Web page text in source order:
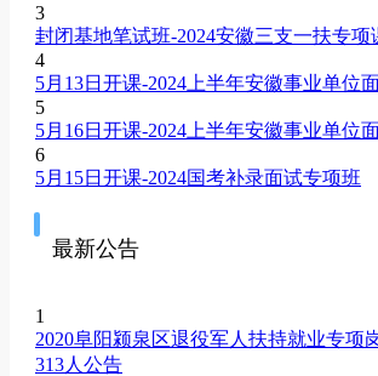
3
封闭基地笔试班-2024安徽三支一扶专项
4
5月13日开课-2024上半年安徽事业单位
5
5月16日开课-2024上半年安徽事业单位
6
5月15日开课-2024国考补录面试专项班
最新公告
1
2020阜阳颍泉区退役军人扶持就业专项
313人公告